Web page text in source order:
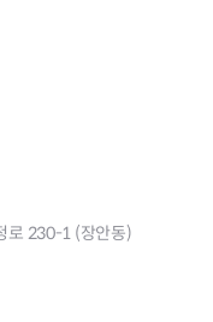
로 230-1 (장안동)